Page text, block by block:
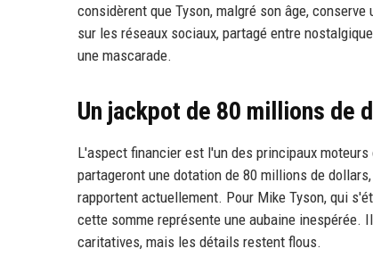
considèrent que Tyson, malgré son âge,
sur les réseaux sociaux, partagé entre
une mascarade.
Un jackpot de 80 millions de
L'aspect financier est l'un des principaux
partageront une dotation de 80 millions de
rapportent actuellement. Pour Mike Tyson, qui
cette somme représente une aubaine
caritatives, mais les détails restent flous.